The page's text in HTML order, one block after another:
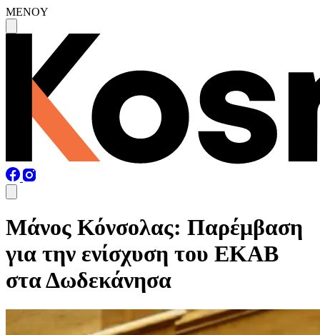
MENOY
Μάνος Κόνσολας: Παρέμβαση
για την ενίσχυση του ΕΚΑΒ
στα Δωδεκάνησα